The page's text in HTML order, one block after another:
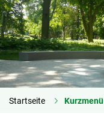
Startseite Kurzmenü